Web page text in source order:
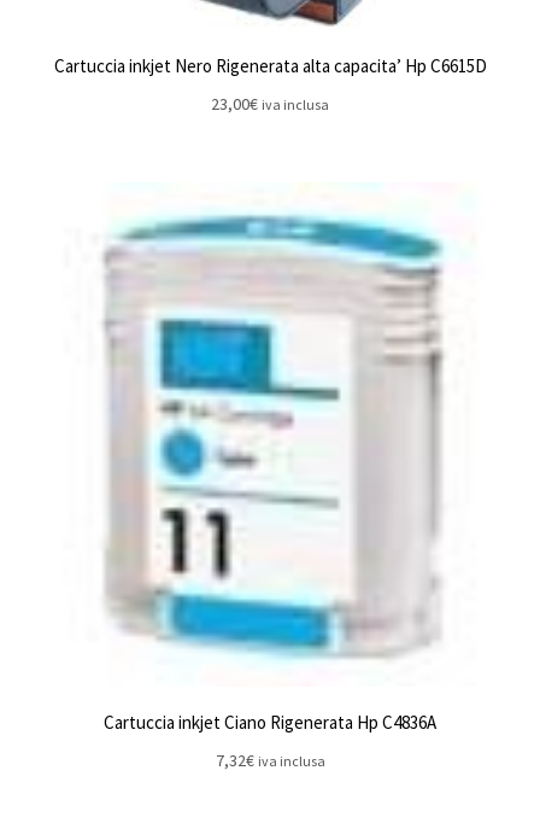
Cartuccia inkjet Nero Rigenerata alta capacita’ Hp C6615D
23,00€ iva inclusa
Cartuccia inkjet Ciano Rigenerata Hp C4836A
7,32€ iva inclusa